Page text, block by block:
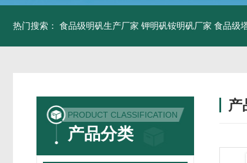
热门搜索： 食品级明矾生产厂家 钾明矾铵明矾厂家 食品级
PRODUCT CLASSIFICATION
产品分类
产